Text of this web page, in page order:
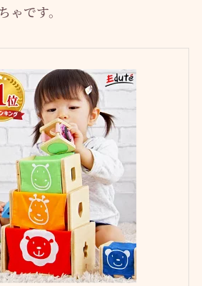
ゃです。